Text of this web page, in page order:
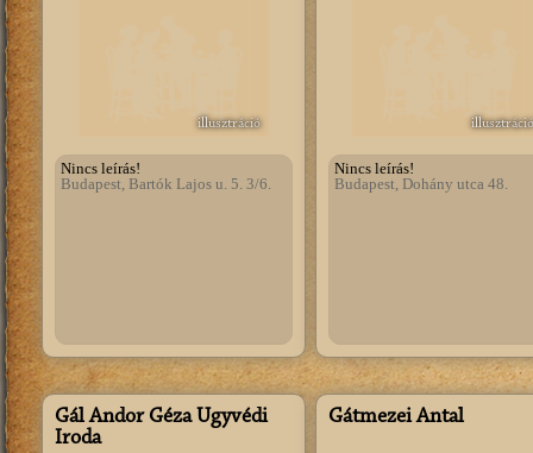
illusztráció
Nincs leírás!
Budapest, Bartók Lajos u. 5. 3/6.
illusztráció
Nincs leírás!
Budapest, Dohány utca 48.
Gál Andor Géza Ügyvédi
Iroda
Gátmezei Antal